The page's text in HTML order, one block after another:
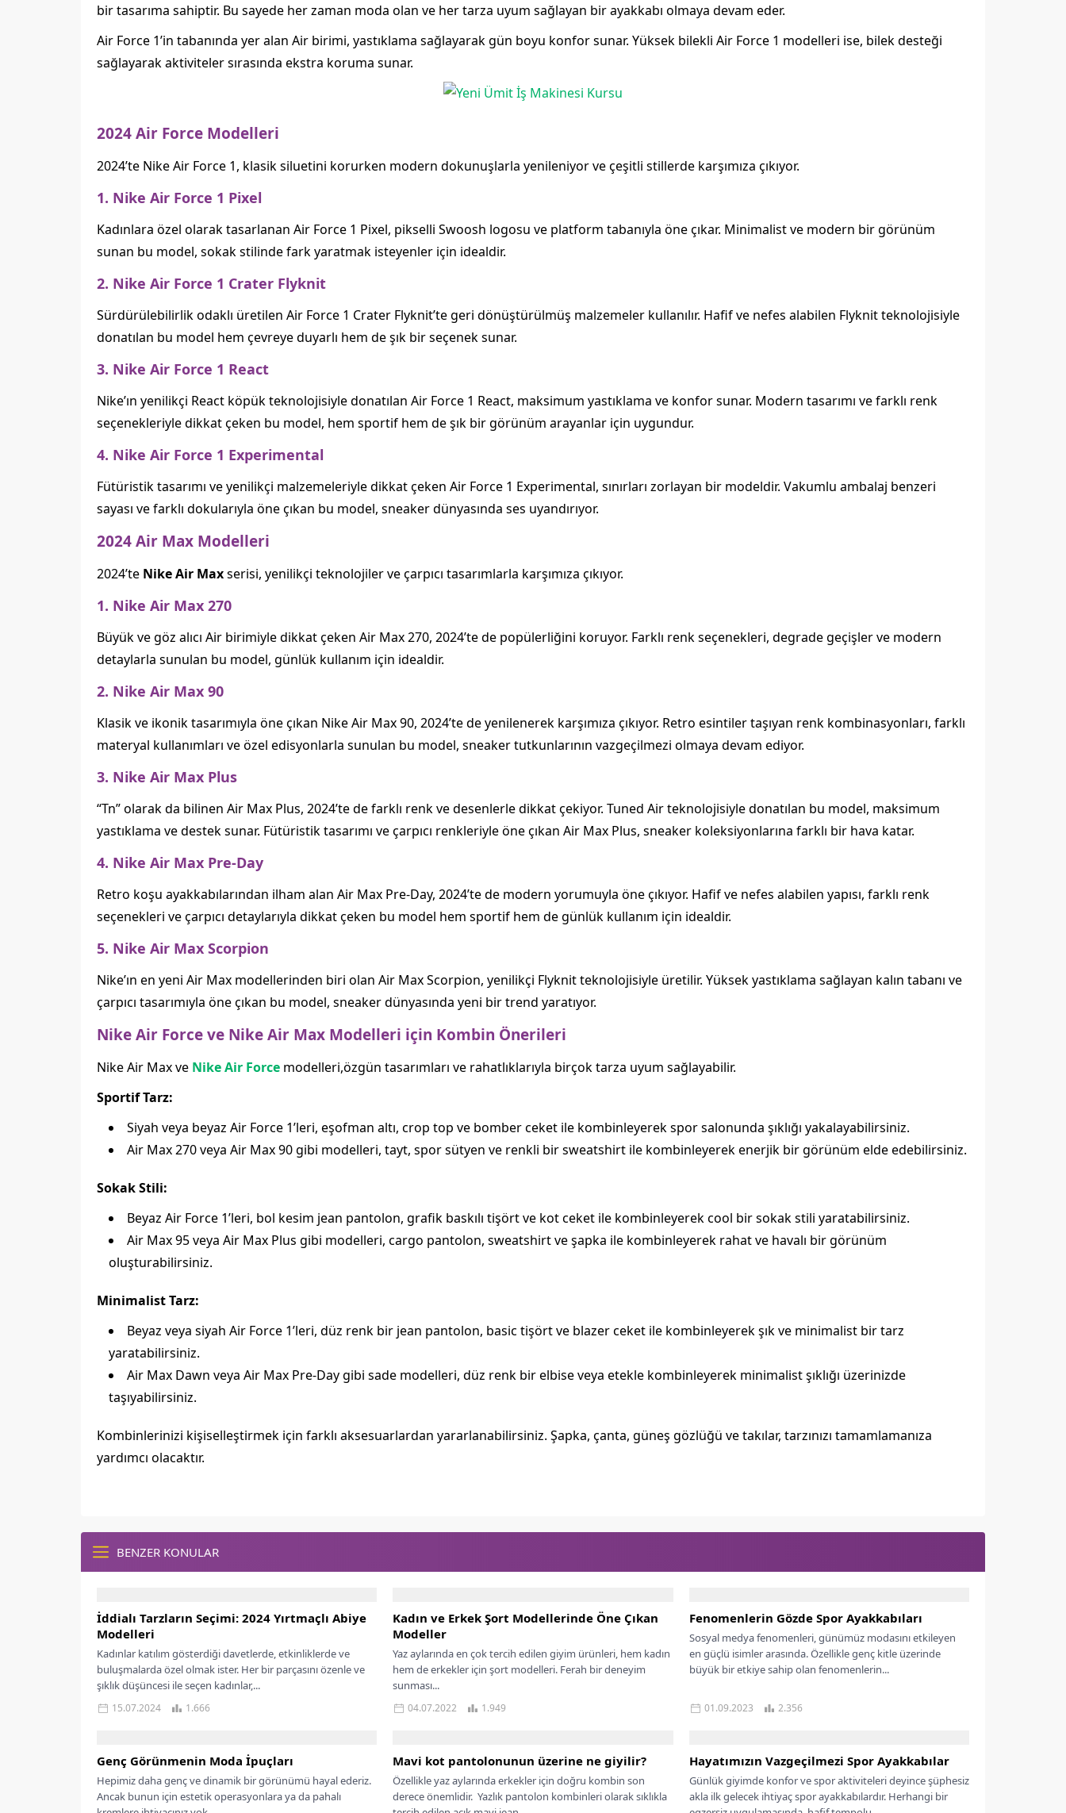
bir tasarıma sahiptir. Bu sayede her zaman moda olan ve her tarza uyum sağlayan bir ayakkabı olmaya devam eder.
Air Force 1’in tabanında yer alan Air birimi, yastıklama sağlayarak gün boyu konfor sunar. Yüksek bilekli Air Force 1 modelleri ise, bilek desteği
sağlayarak aktiviteler sırasında ekstra koruma sunar.
2024 Air Force Modelleri
2024’te Nike Air Force 1, klasik siluetini korurken modern dokunuşlarla yenileniyor ve çeşitli stillerde karşımıza çıkıyor.
1. Nike Air Force 1 Pixel
Kadınlara özel olarak tasarlanan Air Force 1 Pixel, pikselli Swoosh logosu ve platform tabanıyla öne çıkar. Minimalist ve modern bir görünüm
sunan bu model, sokak stilinde fark yaratmak isteyenler için idealdir.
2. Nike Air Force 1 Crater Flyknit
Sürdürülebilirlik odaklı üretilen Air Force 1 Crater Flyknit’te geri dönüştürülmüş malzemeler kullanılır. Hafif ve nefes alabilen Flyknit teknolojisiyle
donatılan bu model hem çevreye duyarlı hem de şık bir seçenek sunar.
3. Nike Air Force 1 React
Nike’ın yenilikçi React köpük teknolojisiyle donatılan Air Force 1 React, maksimum yastıklama ve konfor sunar. Modern tasarımı ve farklı renk
seçenekleriyle dikkat çeken bu model, hem sportif hem de şık bir görünüm arayanlar için uygundur.
4. Nike Air Force 1 Experimental
Fütüristik tasarımı ve yenilikçi malzemeleriyle dikkat çeken Air Force 1 Experimental, sınırları zorlayan bir modeldir. Vakumlu ambalaj benzeri
sayası ve farklı dokularıyla öne çıkan bu model, sneaker dünyasında ses uyandırıyor.
2024 Air Max Modelleri
2024’te Nike Air Maxserisi, yenilikçi teknolojiler ve çarpıcı tasarımlarla karşımıza çıkıyor.
1. Nike Air Max 270
Büyük ve göz alıcı Air birimiyle dikkat çeken Air Max 270, 2024’te de popülerliğini koruyor. Farklı renk seçenekleri, degrade geçişler ve modern
detaylarla sunulan bu model, günlük kullanım için idealdir.
2. Nike Air Max 90
Klasik ve ikonik tasarımıyla öne çıkan Nike Air Max 90, 2024’te de yenilenerek karşımıza çıkıyor. Retro esintiler taşıyan renk kombinasyonları, farklı
materyal kullanımları ve özel edisyonlarla sunulan bu model, sneaker tutkunlarının vazgeçilmezi olmaya devam ediyor.
3. Nike Air Max Plus
“Tn” olarak da bilinen Air Max Plus, 2024’te de farklı renk ve desenlerle dikkat çekiyor. Tuned Air teknolojisiyle donatılan bu model, maksimum
yastıklama ve destek sunar. Fütüristik tasarımı ve çarpıcı renkleriyle öne çıkan Air Max Plus, sneaker koleksiyonlarına farklı bir hava katar.
4. Nike Air Max Pre-Day
Retro koşu ayakkabılarından ilham alan Air Max Pre-Day, 2024’te de modern yorumuyla öne çıkıyor. Hafif ve nefes alabilen yapısı, farklı renk
seçenekleri ve çarpıcı detaylarıyla dikkat çeken bu model hem sportif hem de günlük kullanım için idealdir.
5. Nike Air Max Scorpion
Nike’ın en yeni Air Max modellerinden biri olan Air Max Scorpion, yenilikçi Flyknit teknolojisiyle üretilir. Yüksek yastıklama sağlayan kalın tabanı ve
çarpıcı tasarımıyla öne çıkan bu model, sneaker dünyasında yeni bir trend yaratıyor.
Nike Air Force ve Nike Air Max Modelleri için Kombin Önerileri
Nike Air Max ve Nike Air Force modelleri,özgün tasarımları ve rahatlıklarıyla birçok tarza uyum sağlayabilir.
Sportif Tarz:
Siyah veya beyaz Air Force 1’leri, eşofman altı, crop top ve bomber ceket ile kombinleyerek spor salonunda şıklığı yakalayabilirsiniz.
Air Max 270 veya Air Max 90 gibi modelleri, tayt, spor sütyen ve renkli bir sweatshirt ile kombinleyerek enerjik bir görünüm elde edebilirsiniz.
Sokak Stili:
Beyaz Air Force 1’leri, bol kesim jean pantolon, grafik baskılı tişört ve kot ceket ile kombinleyerek cool bir sokak stili yaratabilirsiniz.
Air Max 95 veya Air Max Plus gibi modelleri, cargo pantolon, sweatshirt ve şapka ile kombinleyerek rahat ve havalı bir görünüm
oluşturabilirsiniz.
Minimalist Tarz:
Beyaz veya siyah Air Force 1’leri, düz renk bir jean pantolon, basic tişört ve blazer ceket ile kombinleyerek şık ve minimalist bir tarz
yaratabilirsiniz.
Air Max Dawn veya Air Max Pre-Day gibi sade modelleri, düz renk bir elbise veya etekle kombinleyerek minimalist şıklığı üzerinizde
taşıyabilirsiniz.
Kombinlerinizi kişiselleştirmek için farklı aksesuarlardan yararlanabilirsiniz. Şapka, çanta, güneş gözlüğü ve takılar, tarzınızı tamamlamanıza
yardımcı olacaktır.
BENZER KONULAR
İddialı Tarzların Seçimi: 2024 Yırtmaçlı Abiye
Modelleri
Kadınlar katılım gösterdiği davetlerde, etkinliklerde ve
buluşmalarda özel olmak ister. Her bir parçasını özenle ve
şıklık düşüncesi ile seçen kadınlar,...
15.07.2024 1.666
Kadın ve Erkek Şort Modellerinde Öne Çıkan
Modeller
Yaz aylarında en çok tercih edilen giyim ürünleri, hem kadın
hem de erkekler için şort modelleri. Ferah bir deneyim
sunması...
04.07.2022 1.949
Fenomenlerin Gözde Spor Ayakkabıları
Sosyal medya fenomenleri, günümüz modasını etkileyen
en güçlü isimler arasında. Özellikle genç kitle üzerinde
büyük bir etkiye sahip olan fenomenlerin...
01.09.2023 2.356
Genç Görünmenin Moda İpuçları
Hepimiz daha genç ve dinamik bir görünümü hayal ederiz.
Ancak bunun için estetik operasyonlara ya da pahalı
Mavi kot pantolonunun üzerine ne giyilir?
Özellikle yaz aylarında erkekler için doğru kombin son
derece önemlidir. Yazlık pantolon kombinleri olarak sıklıkla
Hayatımızın Vazgeçilmezi Spor Ayakkabılar
Günlük giyimde konfor ve spor aktiviteleri deyince şüphesiz
akla ilk gelecek ihtiyaç spor ayakkabılardır. Herhangi bir